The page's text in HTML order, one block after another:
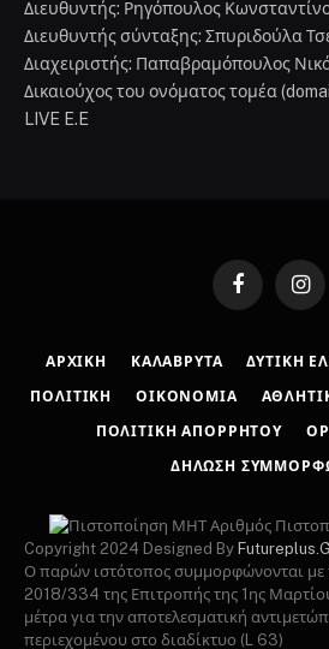
Διευθυντής: Ρηγόπουλος
Διευθυντής σύνταξης: Σπυριδούλα
Διαχειριστής: Παπαβραμόπουλος
Δικαιούχος του ονόματος τομέα
LIVE E.E
Facebook
ΑΡΧΙΚΉ ΚΑΛΆΒΡΥΤΑ ΔΥΤΙΚΉ
ΠΟΛΙΤΙΚΉ ΟΙΚΟΝΟΜΊΑ
ΠΟΛΙΤΙΚΉ ΑΠΟΡΡΉΤΟΥ
ΔΉΛΩΣΗ
Αριθμός
Copyright 2024 Designed By
Ο παρών ιστότοπος συμμορφώνονται με
2018/334 της Επιτροπής της 1ης
μέτρα για την αποτελεσματική
περιεχομένου στο διαδίκτυο (L 63)